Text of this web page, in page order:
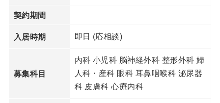
契約期間
入居時期 即日 (応相談)
募集科目
内科 小児科 脳神経外科 整形外科 婦
人科・産科 眼科 耳鼻咽喉科 泌尿器
科 皮膚科 心療内科